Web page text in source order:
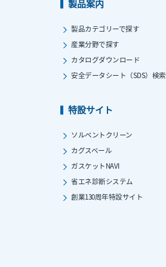
製品案内
製品カテゴリーで探す
産業分野で探す
カタログダウンロード
安全データシート（SDS）検索
特設サイト
ソルベントクリーン
カグスベール
ガスケットNAVI
省エネ診断システム
創業130周年特設サイト